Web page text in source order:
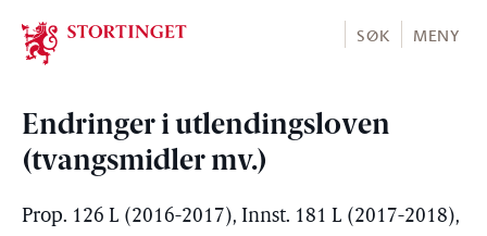
Stortinget.no
SØK MENY
Endringer i utlendingsloven
(tvangsmidler mv.)
Prop. 126 L (2016-2017), Innst. 181 L (2017-2018),